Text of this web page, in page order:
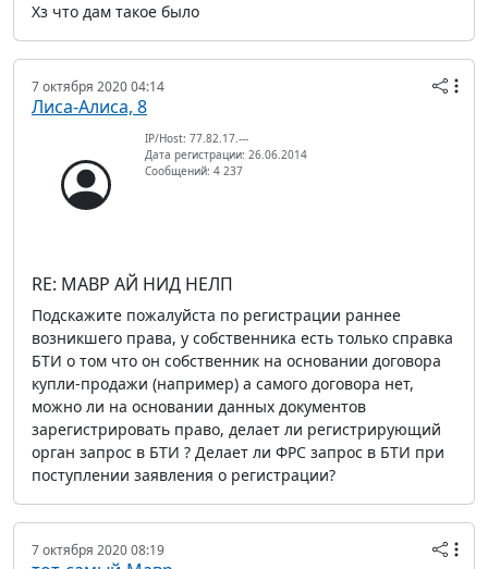
Хз что дам такое было
7 октября 2020 04:14
Лиса-Алиса, 8
IP/Host: 77.82.17.---
Дата регистрации: 26.06.2014
Сообщений: 4 237
RE: МАВР АЙ НИД НЕЛП
Подскажите пожалуйста по регистрации раннее
возникшего права, у собственника есть только справка
БТИ о том что он собственник на основании договора
купли-продажи (например) а самого договора нет,
можно ли на основании данных документов
зарегистрировать право, делает ли регистрирующий
орган запрос в БТИ ? Делает ли ФРС запрос в БТИ при
поступлении заявления о регистрации?
7 октября 2020 08:19